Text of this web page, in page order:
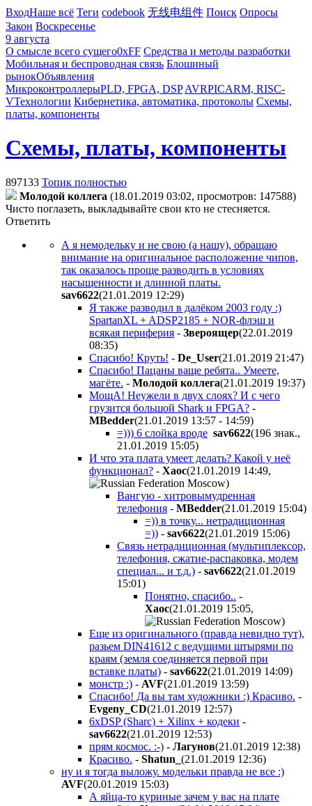
ВходНаше всё Теги codebook 无线电组件 Поиск Опросы
Закон Воскресенье
9 августа
О смысле всего сущего0xFF Средства и методы разработки
Мобильная и беспроводная связь Блошиный
рынокОбъявления
МикроконтроллерыPLD, FPGA, DSP AVRPICARM, RISC-
VТехнологии Кибернетика, автоматика, протоколы Схемы,
платы, компоненты
Схемы, платы, компоненты
897133 Топик полностью
Молодой коллега (18.01.2019 03:02, просмотров: 147588)
Чисто поглазеть, выкладывайте свои кто не стесняется.
Ответить
А я немодельку и не свою (а нашу), обращаю
внимание на оригинальное расположение чипов,
так оказалось проще разводить в условиях
насыщенности и длинной платы.
sav6622(21.01.2019 12:29)
Я также разводил в далёком 2003 году :)
SpartanXL + ADSP2185 + NOR-флэш и
всякая периферия - Звероящер(22.01.2019
08:35)
Спасибо! Круть! - De_User(21.01.2019 21:47)
Спасибо! Пацаны ваще ребята.. Умеете,
магёте. - Молодой коллега(21.01.2019 19:37)
МощА! Неужели в двух слоях? И с чего
грузится большой Shark и FPGA? -
MBedder(21.01.2019 13:57 - 14:59)
=))) 6 слойка вроде sav6622(196 знак.,
21.01.2019 15:05)
И что эта плата умеет делать? Какой у неё
функционал? - Хаос(21.01.2019 14:49,
)
Вангую - хитровымудренная
телефония - MBedder(21.01.2019 15:04)
=)) в точку... нетрадиционная
=)) - sav6622(21.01.2019 15:06)
Связь нетрадиционная (мультиплексор,
телефония, сжатие-распаковка, модем
специал... и т.д.) - sav6622(21.01.2019
15:01)
Понятно, спасибо.. -
Хаос(21.01.2019 15:05,
)
Еще из оригинального (правда невидно тут),
разьем DIN41612 с ведущими штырями по
краям (земля соединяется первой при
вставке платы) - sav6622(21.01.2019 14:09)
монстр :) - AVF(21.01.2019 13:59)
Спасибо! Да вы там художники :) Красиво. -
Evgeny_CD(21.01.2019 12:57)
6хDSP (Sharc) + Xilinx + кодеки -
sav6622(21.01.2019 12:53)
прям космос. :-) - Лагунов(21.01.2019 12:38)
Красиво. - Shatun_ (21.01.2019 12:36)
ну и я тогда выложу. модельки правда не все :)
AVF(20.01.2019 15:03)
А яйца-то куриные зачем у вас на плате